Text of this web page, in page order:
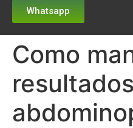
Whatsapp
Como